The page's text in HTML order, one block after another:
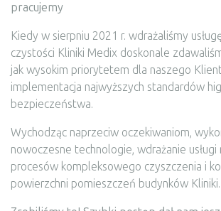
pracujemy
Kiedy w sierpniu 2021 r. wdrażaliśmy
czystości Kliniki Medix doskonale
jak wysokim priorytetem dla naszego
implementacja najwyższych standardów
bezpieczeństwa.
Wychodząc naprzeciw oczekiwaniom,
nowoczesne technologie, wdrażanie
procesów kompleksowego czyszczenia i
powierzchni pomieszczeń budynków Kliniki.